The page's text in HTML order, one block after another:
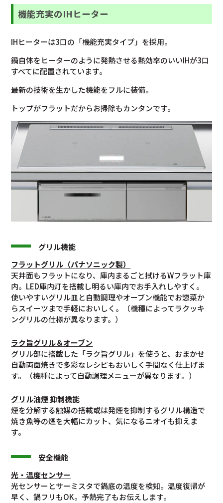
機能充実のIHヒーター
IHヒーターは3口の「機能充実タイプ」を採用。
鍋自体をヒーターのように発熱させる熱効率のいいIHが3口
すべてに配置されています。
最新の技術を生かした機能をフルに装備。
トップがフラットだからお掃除もカンタンです。
グリル機能
フラットグリル （パナソニック製）
天井面もフラットになり、庫内まるごと拭けるWフラット庫
内。LED庫内灯を搭載し明るい庫内でお手入れしやすく。
使いやすいグリル皿と自動調理やオーブン機能でお惣菜か
らスイーツまで手軽においしく。（機種によってラクッキ
ングリルの仕様が異なります。）
ラク旨グリル＆オーブン
グリル部に搭載した「ラク旨グリル」を使うと、おまかせ
自動両面焼きで多彩なレシピもおいしく手間なく仕上げま
す。（機種によって自動調理メニューが異なります。）
グリル油煙 抑制機能
煙を分解する触媒の搭載或は発煙を抑制するグリル構造で
焼き魚等の煙を大幅にカット、気になるニオイも抑えま
す。
安全機能
光・温度センサー
光センサーとサーミスタで鍋底の温度を検知。温度復帰が
早く、鍋フリもOK。予熱完了もお伝えします。